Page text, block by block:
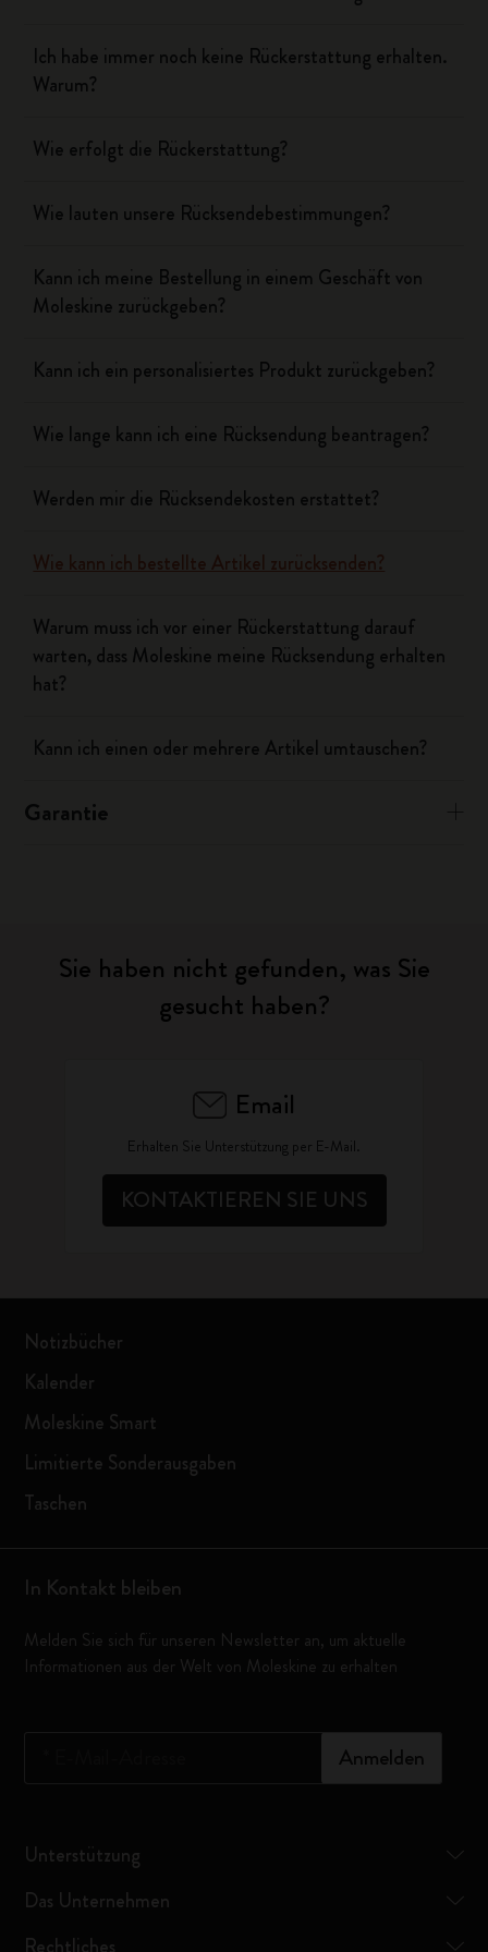
Ich habe immer noch keine Rückerstattung erhalten.
Warum?
Wie erfolgt die Rückerstattung?
Wie lauten unsere Rücksendebestimmungen?
Kann ich meine Bestellung in einem Geschäft von
Moleskine zurückgeben?
Kann ich ein personalisiertes Produkt zurückgeben?
Wie lange kann ich eine Rücksendung beantragen?
Werden mir die Rücksendekosten erstattet?
Wie kann ich bestellte Artikel zurücksenden?
Warum muss ich vor einer Rückerstattung darauf
warten, dass Moleskine meine Rücksendung erhalten
hat?
Kann ich einen oder mehrere Artikel umtauschen?
Garantie
Sie haben nicht gefunden, was Sie
gesucht haben?
Email
Erhalten Sie Unterstützung per E-Mail.
KONTAKTIEREN SIE UNS
Notizbücher
Kalender
Moleskine Smart
Limitierte Sonderausgaben
Taschen
In Kontakt bleiben
Melden Sie sich für unseren Newsletter an, um aktuelle
Informationen aus der Welt von Moleskine zu erhalten
Anmelden
Unterstützung
Das Unternehmen